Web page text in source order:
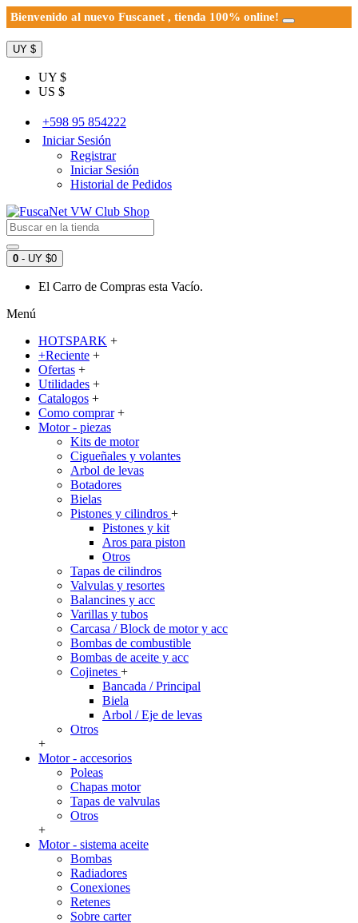
Bienvenido al nuevo Fuscanet , tienda 100% online!
UY $
UY $
US $
+598 95 854222
Iniciar Sesión
Registrar
Iniciar Sesión
Historial de Pedidos
0 - UY $0
El Carro de Compras esta Vacío.
Menú
HOTSPARK +
+Reciente +
Ofertas +
Utilidades +
Catalogos +
Como comprar +
Motor - piezas
Kits de motor
Cigueñales y volantes
Arbol de levas
Botadores
Bielas
Pistones y cilindros +
Pistones y kit
Aros para piston
Otros
Tapas de cilindros
Valvulas y resortes
Balancines y acc
Varillas y tubos
Carcasa / Block de motor y acc
Bombas de combustible
Bombas de aceite y acc
Cojinetes +
Bancada / Principal
Biela
Arbol / Eje de levas
Otros
+
Motor - accesorios
Poleas
Chapas motor
Tapas de valvulas
Otros
+
Motor - sistema aceite
Bombas
Radiadores
Conexiones
Retenes
Sobre carter